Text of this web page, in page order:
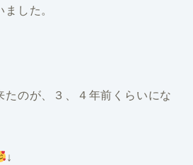
した。
たのが、３、４年前くらいにな
↓